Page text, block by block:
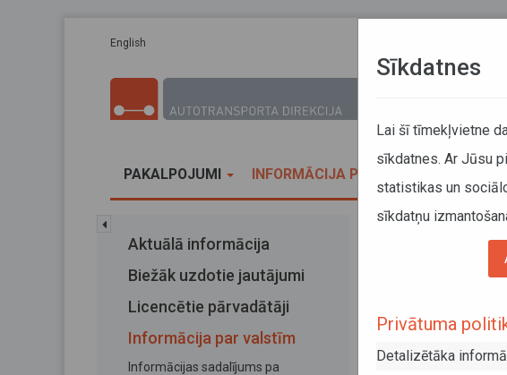
English
PAKALPOJUMI INFORMĀCIJA PĀRVADĀTĀJIEM
Aktuālā informācija
Biežāk uzdotie jautājumi
Licencētie pārvadātāji
Informācija par valstīm
Informācijas sadalījums pa
Latvijas - Gruzijas kopējo
Sīkdatnes
Lai šī tīmekļvietne
sīkdatnes. Ar Jūsu
statistikas un
sīkdatņu
Privātuma
Detalizētāka